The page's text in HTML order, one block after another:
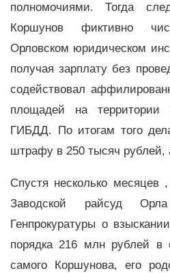
полномочиями. Тогда
Коршунов фиктивно
Орловском юридическом
получая зарплату без
содействовал
площадей на территории
ГИБДД. По итогам того
штрафу в 250 тысяч рублей,
Спустя несколько месяцев
Заводской райсуд
Генпрокуратуры о
порядка 216 млн рублей в
самого Коршунова, его